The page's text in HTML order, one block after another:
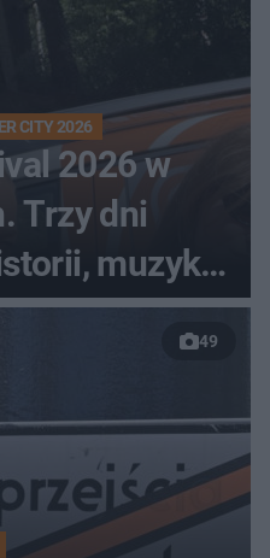
CITY 2026
2026 w
Trzy dni
muzyki i
Jeziorem
49